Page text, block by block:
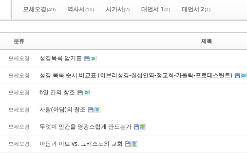
모세오경(49) 역사서(10) 시가서(2) 대언서 1 (0) 대언서 2(1)
분류 제목
모세오경 성경목록 암기표
모세오경 성경 목록 순서 비교표 (히브리성경-칠십인역-정교회-카톨릭-프로테스탄트)
모세오경 6일 간의 창조
모세오경 사람(아담)의 창조
모세오경 무엇이 인간을 영광스럽게 만드는가
모세오경 아담과 이브 vs. 그리스도와 교회